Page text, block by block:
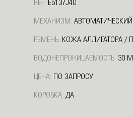
REF: E5137J40
МЕХАНИЗМ: АВТОМАТИЧЕСКИЙ
РЕМЕНЬ: КОЖА АЛЛИГАТОРА /
ВОДОНЕПРОНИЦАЕМОСТЬ: 30 М
ЦЕНА: ПО ЗАПРОСУ
КОРОБКА: ДА